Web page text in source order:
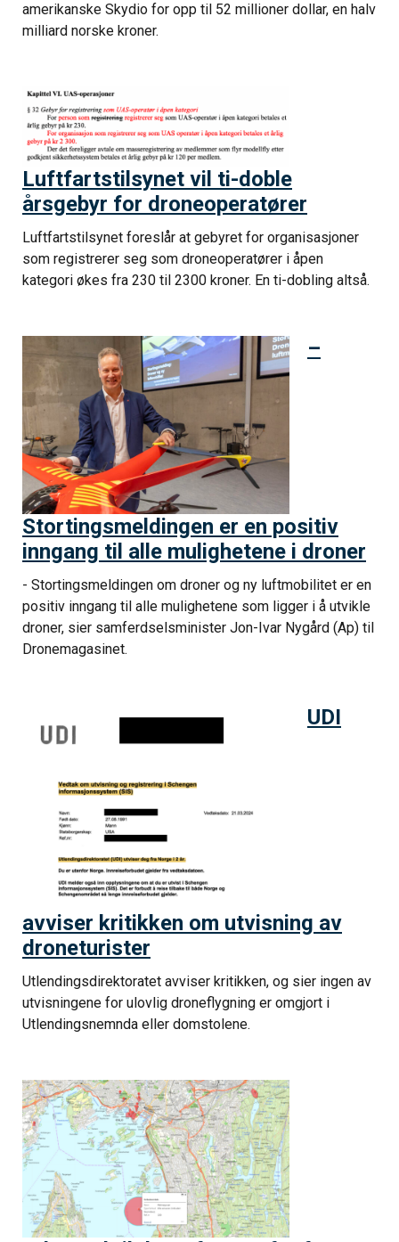
amerikanske Skydio for opp til 52 millioner dollar, en halv
milliard norske kroner.
Luftfartstilsynet vil ti-doble
årsgebyr for droneoperatører
Luftfartstilsynet foreslår at gebyret for organisasjoner
som registrerer seg som droneoperatører i åpen
kategori økes fra 230 til 2300 kroner. En ti-dobling altså.
–
Stortingsmeldingen er en positiv
inngang til alle mulighetene i droner
- Stortingsmeldingen om droner og ny luftmobilitet er en
positiv inngang til alle mulighetene som ligger i å utvikle
droner, sier samferdselsminister Jon-Ivar Nygård (Ap) til
Dronemagasinet.
UDI
avviser kritikken om utvisning av
droneturister
Utlendingsdirektoratet avviser kritikken, og sier ingen av
utvisningene for ulovlig droneflygning er omgjort i
Utlendingsnemnda eller domstolene.